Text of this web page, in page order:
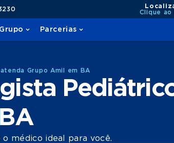
Clique
Parcerias
Grupo Amil em BA
o médico ideal para você.